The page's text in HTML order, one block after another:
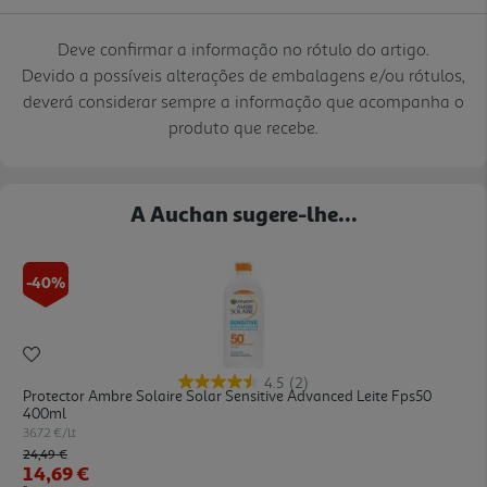
Deve confirmar a informação no rótulo do artigo.
Devido a possíveis alterações de embalagens e/ou rótulos,
deverá considerar sempre a informação que acompanha o
produto que recebe.
A Auchan sugere-lhe...
-40%
4.5 (2)
Protector Ambre Solaire Solar Sensitive Advanced Leite Fps50
400ml
36.72 €/Lt
Price reduced from
24,49 €to
14,69 €